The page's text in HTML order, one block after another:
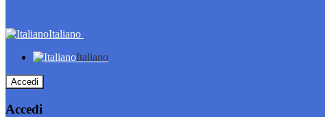
Italiano
Italiano
Accedi
Accedi